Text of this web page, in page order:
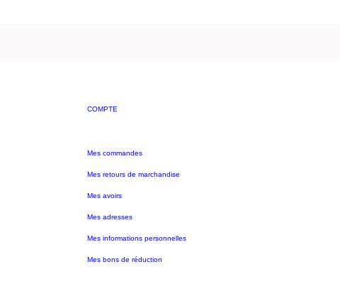
COMPTE
Mes commandes
Mes retours de marchandise
Mes avoirs
Mes adresses
Mes informations personnelles
Mes bons de réduction